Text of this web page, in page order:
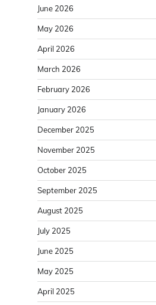
June 2026
May 2026
April 2026
March 2026
February 2026
January 2026
December 2025
November 2025
October 2025
September 2025
August 2025
July 2025
June 2025
May 2025
April 2025